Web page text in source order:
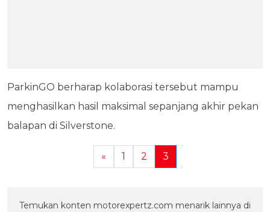
ParkinGO berharap kolaborasi tersebut mampu
menghasilkan hasil maksimal sepanjang akhir pekan
balapan di Silverstone.
« 1 2 3
Temukan konten motorexpertz.com menarik lainnya di